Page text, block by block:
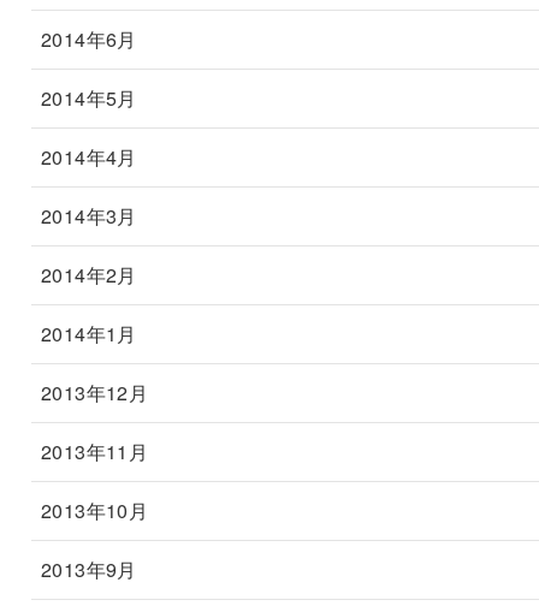
2014年6月
2014年5月
2014年4月
2014年3月
2014年2月
2014年1月
2013年12月
2013年11月
2013年10月
2013年9月